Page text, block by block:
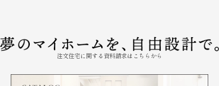
注文住宅に関する資料請求はこちらから